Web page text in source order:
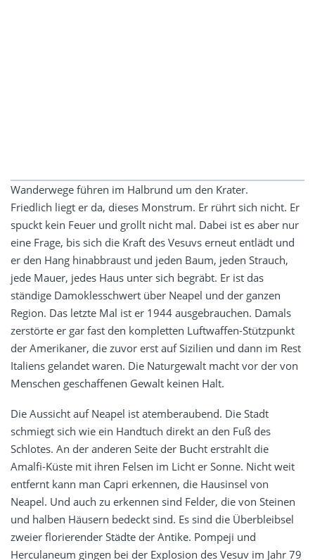
Wanderwege führen im Halbrund um den Krater.
Friedlich liegt er da, dieses Monstrum. Er rührt sich nicht. Er
spuckt kein Feuer und grollt nicht mal. Dabei ist es aber nur
eine Frage, bis sich die Kraft des Vesuvs erneut entlädt und
er den Hang hinabbraust und jeden Baum, jeden Strauch,
jede Mauer, jedes Haus unter sich begräbt. Er ist das
ständige Damoklesschwert über Neapel und der ganzen
Region. Das letzte Mal ist er 1944 ausgebrauchen. Damals
zerstörte er gar fast den kompletten Luftwaffen-Stützpunkt
der Amerikaner, die zuvor erst auf Sizilien und dann im Rest
Italiens gelandet waren. Die Naturgewalt macht vor der von
Menschen geschaffenen Gewalt keinen Halt.
Die Aussicht auf Neapel ist atemberaubend. Die Stadt
schmiegt sich wie ein Handtuch direkt an den Fuß des
Schlotes. An der anderen Seite der Bucht erstrahlt die
Amalfi-Küste mit ihren Felsen im Licht er Sonne. Nicht weit
entfernt kann man Capri erkennen, die Hausinsel von
Neapel. Und auch zu erkennen sind Felder, die von Steinen
und halben Häusern bedeckt sind. Es sind die Überbleibsel
zweier florierender Städte der Antike. Pompeji und
Herculaneum gingen bei der Explosion des Vesuv im Jahr 79